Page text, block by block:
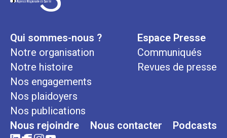
Qui sommes-nous ?
Notre organisation
Notre histoire
Nos engagements
Nos plaidoyers
Nos publications
Espace Presse
Communiqués
Revues de presse
Nous rejoindre Nous contacter Podcasts